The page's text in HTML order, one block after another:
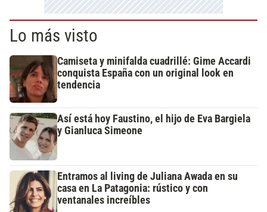
Lo más visto
Camiseta y minifalda cuadrillé: Gime Accardi
conquista España con un original look en
tendencia
Así está hoy Faustino, el hijo de Eva Bargiela
y Gianluca Simeone
Entramos al living de Juliana Awada en su
casa en La Patagonia: rústico y con
ventanales increíbles